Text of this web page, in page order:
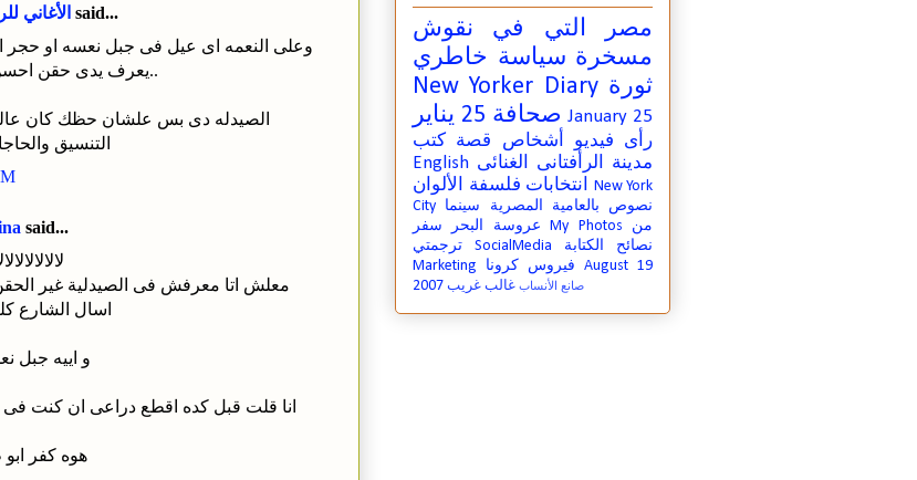
الأغاني said...
وعلى النعمه اى عيل فى جبل نعسه او حجر
يعرف يدى حقن احسن منك..
الصيدله دى بس علشان حظك كان
التنسيق
said...
معلش اتا معرفش فى الصيدلية غير
اسال الشارع
و اييه جبل
انا قلت قبل كده اقطع دراعى ان كنت فى
هوه كفر
نقوش
مصر التي في
خاطري سياسة مسخرة
New Yorker Diary ثورة
25 يناير صحافة January 25
كتب
قصة أشخاص فيديو
رأى
English الرأفتانى الغنائى
مدينة
الألوان
فلسفة انتخابات
New York
City سينما
نصوص بالعامية المصرية
سفر
عروسة البحر My Photos
من
ترجمتي
SocialMedia
نصائح الكتابة
Marketing
فيروس كرونا August 19
2007 غالب غريب صانع الأنساب